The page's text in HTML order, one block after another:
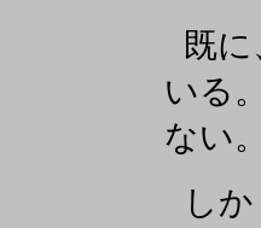
既
いる
ない。
し